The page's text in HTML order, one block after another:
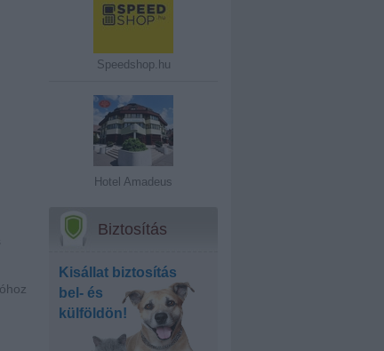
Speedshop.hu
Hotel Amadeus
Biztosítás
Kisállat biztosítás
bel- és
külföldön!